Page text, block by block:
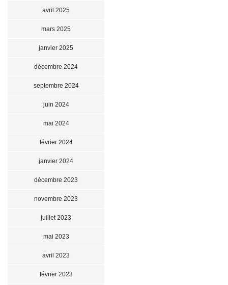
avril 2025
mars 2025
janvier 2025
décembre 2024
septembre 2024
juin 2024
mai 2024
février 2024
janvier 2024
décembre 2023
novembre 2023
juillet 2023
mai 2023
avril 2023
février 2023